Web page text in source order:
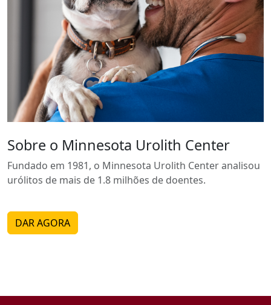
Sobre o Minnesota Urolith Center
Fundado em 1981, o Minnesota Urolith Center analisou
urólitos de mais de 1.8 milhões de doentes.
DAR AGORA